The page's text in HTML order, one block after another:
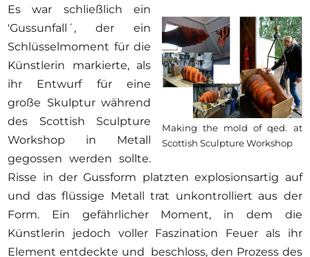
Making the mold of qed. at
Scottish Sculpture Workshop
Es war schließlich ein
'Gussunfall´, der ein
Schlüsselmoment für die
Künstlerin markierte, als
ihr Entwurf für eine
große Skulptur während
des Scottish Sculpture
Workshop in Metall
gegossen werden sollte.
Risse in der Gussform platzten explosionsartig auf
und das flüssige Metall trat unkontrolliert aus der
Form. Ein gefährlicher Moment, in dem die
Künstlerin jedoch voller Faszination Feuer als ihr
Element entdeckte und beschloss, den Prozess des